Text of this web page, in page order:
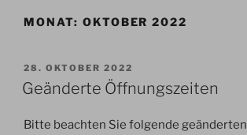
MONAT: OKTOBER 2022
VERÖFFENTLICHT
AM
28. OKTOBER 2022
Geänderte Öffnungszeiten
Bitte beachten Sie folgende geänderten